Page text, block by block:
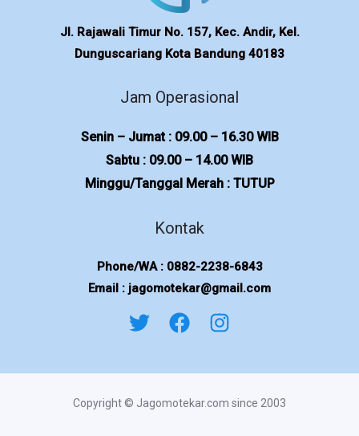
Jl. Rajawali Timur No. 157, Kec. Andir, Kel.
Dunguscariang Kota Bandung 40183
Jam Operasional
Senin – Jumat : 09.00 – 16.30 WIB
Sabtu : 09.00 – 14.00 WIB
Minggu/Tanggal Merah : TUTUP
Kontak
Phone/WA : 0882-2238-6843
Email : jagomotekar@gmail.com
Copyright © Jagomotekar.com since 2003